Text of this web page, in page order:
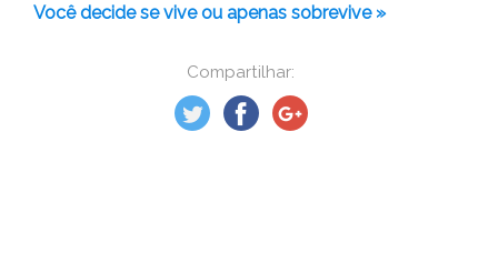
Compartilhar:
Você decide se vive ou apenas sobrevive »